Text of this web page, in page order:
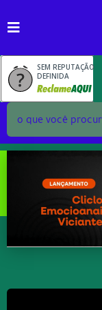
SEM REPUTAÇÃO
DEFINIDA